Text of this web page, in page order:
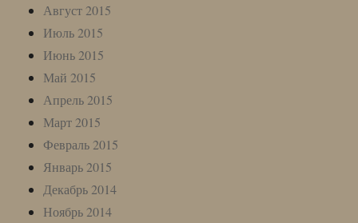
Август 2015
Июль 2015
Июнь 2015
Май 2015
Апрель 2015
Март 2015
Февраль 2015
Январь 2015
Декабрь 2014
Ноябрь 2014